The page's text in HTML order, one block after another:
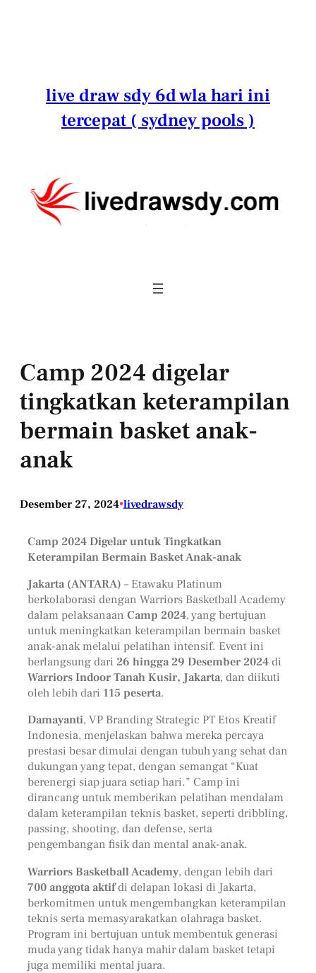
live draw sdy 6d wla hari ini
tercepat ( sydney pools )
Camp 2024 digelar
tingkatkan keterampilan
bermain basket anak-
anak
Desember 27, 2024•livedrawsdy
Camp 2024 Digelar untuk Tingkatkan
Keterampilan Bermain Basket Anak-anak
Jakarta (ANTARA) – Etawaku Platinum
berkolaborasi dengan Warriors Basketball Academy
dalam pelaksanaan Camp 2024, yang bertujuan
untuk meningkatkan keterampilan bermain basket
anak-anak melalui pelatihan intensif. Event ini
berlangsung dari 26 hingga 29 Desember 2024di
Warriors Indoor Tanah Kusir, Jakarta, dan diikuti
oleh lebih dari 115 peserta.
Damayanti, VP Branding Strategic PT Etos Kreatif
Indonesia, menjelaskan bahwa mereka percaya
prestasi besar dimulai dengan tubuh yang sehat dan
dukungan yang tepat, dengan semangat “Kuat
berenergi siap juara setiap hari.” Camp ini
dirancang untuk memberikan pelatihan mendalam
dalam keterampilan teknis basket, seperti dribbling,
passing, shooting, dan defense, serta
pengembangan fisik dan mental anak-anak.
Warriors Basketball Academy, dengan lebih dari
700 anggota aktifdi delapan lokasi di Jakarta,
berkomitmen untuk mengembangkan keterampilan
teknis serta memasyarakatkan olahraga basket.
Program ini bertujuan untuk membentuk generasi
muda yang tidak hanya mahir dalam basket tetapi
juga memiliki mental juara.